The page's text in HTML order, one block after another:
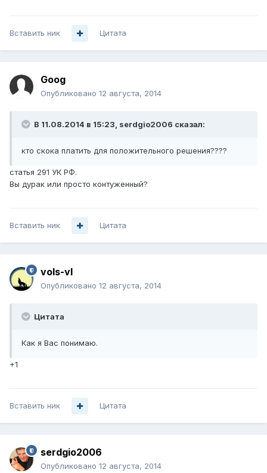
Вставить ник Цитата
Goog
Опубликовано 12 августа, 2014
В 11.08.2014 в 15:23, serdgio2006 сказал:
кто скока платить для положительного решения????
статья 291 УК РФ.
Вы дурак или просто контуженный?
Вставить ник Цитата
vols-vl
Опубликовано 12 августа, 2014
Цитата
Как я Вас понимаю.
+1
Вставить ник Цитата
serdgio2006
Опубликовано 12 августа, 2014